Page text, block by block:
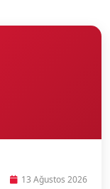
13 Ağustos 2026